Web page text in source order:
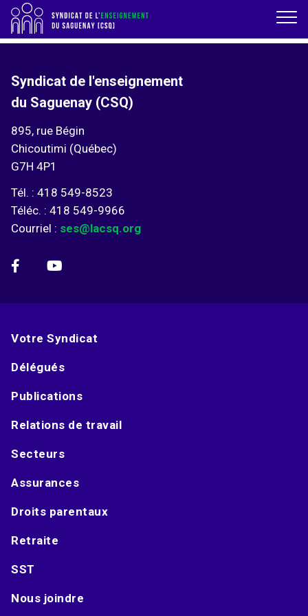
Syndicat de l'enseignement
du Saguenay (CSQ)
895, rue Bégin
Chicoutimi (Québec)
G7H 4P1
Tél. : 418 549-8523
Téléc. : 418 549-9966
Courriel : ses@lacsq.org
Votre Syndicat
Délégués
Publications
Relations de travail
Secteurs
Assurances
Droits parentaux
Retraite
SST
Nous joindre